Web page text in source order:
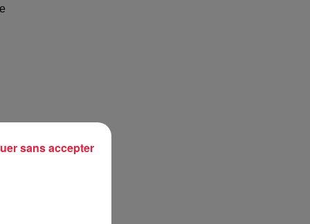
sans accepter